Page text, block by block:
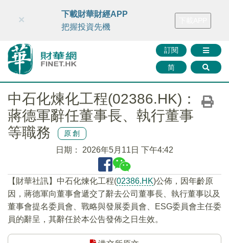
財華智庫網 FINTV FINMETA 財華證券 媒體矩陣
訂閱
简
×
下載財華財經APP
把握投資先機
中石化煉化工程(02386.HK)：
蔣德軍辭任董事長、執行董事
等職務
原創
日期： 2026年5月11日 下午4:42
​【財華社訊】中石化煉化工程(02386.HK)公佈，因年齡原
因，蔣德軍向董事會遞交了辭去公司董事長、執行董事以及
董事會提名委員會、戰略與發展委員會、ESG委員會主任委
員的辭呈，其辭任於本公告發佈之日生效。